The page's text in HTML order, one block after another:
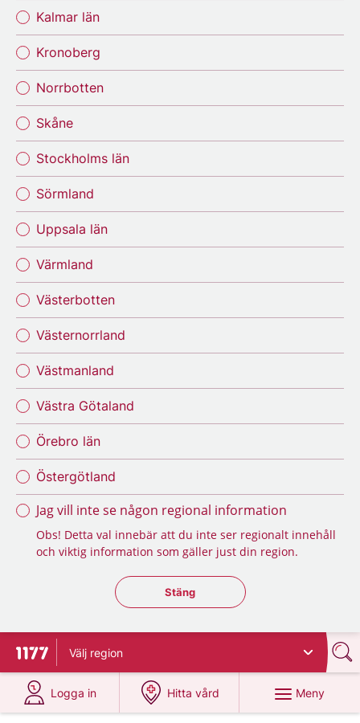
Kalmar län
Kronoberg
Norrbotten
Skåne
Stockholms län
Sörmland
Uppsala län
Värmland
Västerbotten
Västernorrland
Västmanland
Västra Götaland
Örebro län
Östergötland
Jag vill inte se någon regional information
Obs! Detta val innebär att du inte ser regionalt innehåll
och viktig information som gäller just din region.
Stäng regionsväljaren
Stäng
Till startsidan för 1177
Välj region
Logga in
på 1177.se
Hitta vård
på 1177.se
Meny